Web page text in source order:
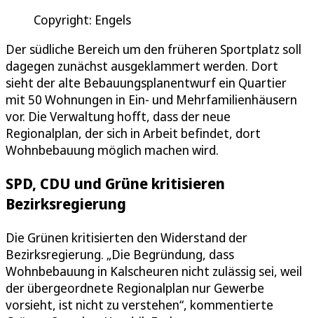
Copyright: Engels
Der südliche Bereich um den früheren Sportplatz soll
dagegen zunächst ausgeklammert werden. Dort
sieht der alte Bebauungsplanentwurf ein Quartier
mit 50 Wohnungen in Ein- und Mehrfamilienhäusern
vor. Die Verwaltung hofft, dass der neue
Regionalplan, der sich in Arbeit befindet, dort
Wohnbebauung möglich machen wird.
SPD, CDU und Grüne kritisieren
Bezirksregierung
Die Grünen kritisierten den Widerstand der
Bezirksregierung. „Die Begründung, dass
Wohnbebauung in Kalscheuren nicht zulässig sei, weil
der übergeordnete Regionalplan nur Gewerbe
vorsieht, ist nicht zu verstehen“, kommentierte